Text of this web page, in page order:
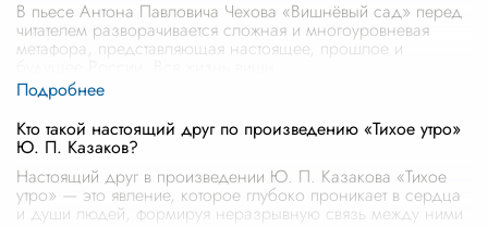
В пьесе Антона Павловича Чехова «Вишнёвый сад» перед
читателем разворачивается сложная и многоуровневая
метафора, представляющая настоящее, прошлое и
Кто такой настоящий друг по произведению «Тихое утро»
Ю. П. Казаков?
Настоящий друг в произведении Ю. П. Казакова «Тихое
утро» — это явление, которое глубоко проникает в сердца
и души людей, формируя неразрывную связь между ними